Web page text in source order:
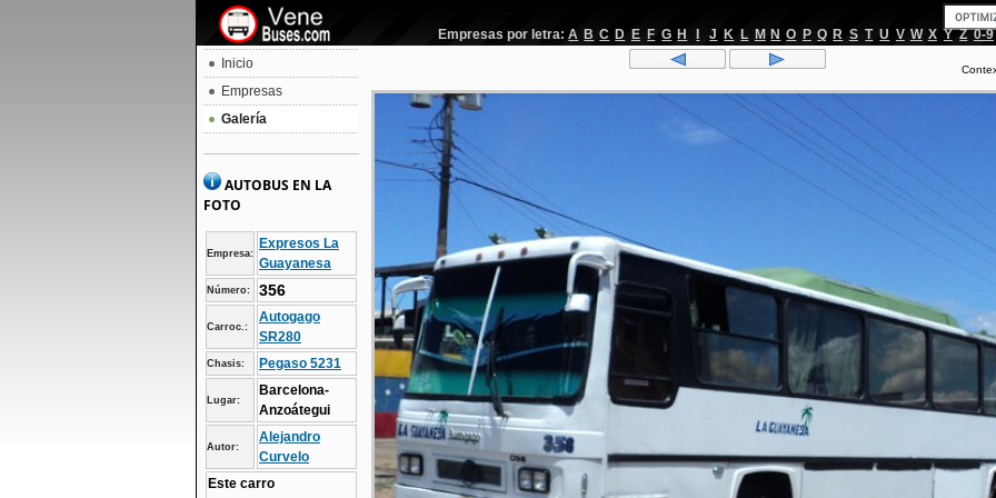
Empresas por letra: A B C D E F G H J K L M N O P Q R S T U V W X Y Z 0-9
Inicio
Empresas
Galería
AUTOBUS EN LA
FOTO
Empresa:
Expresos La
Guayanesa
Número: 356
Carroc.:
Autogago
SR280
Chasis: Pegaso 5231
Lugar:
Barcelona-
Anzoátegui
Autor:
Alejandro
Curvelo
Este carro